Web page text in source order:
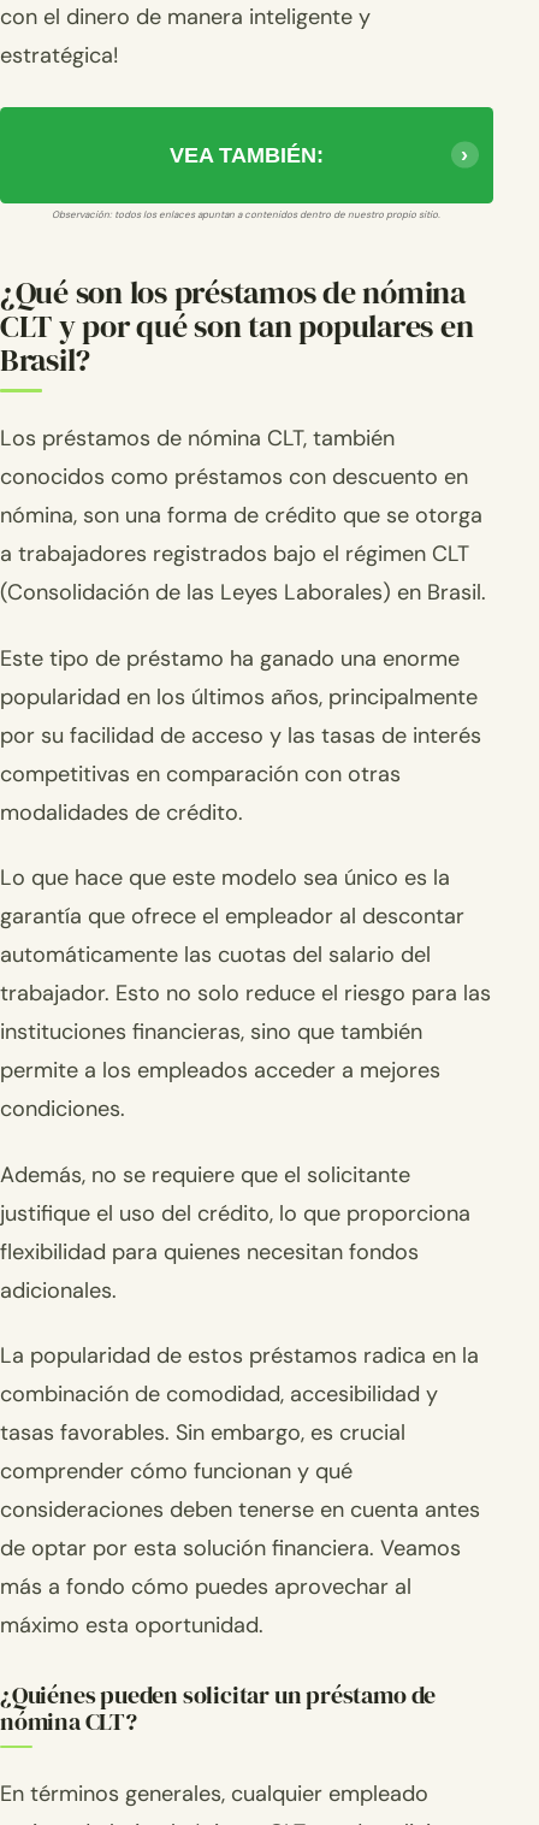
con el dinero de manera inteligente y
estratégica!
VEA TAMBIÉN:
Observación: todos los enlaces apuntan a contenidos dentro de nuestro propio sitio.
¿Qué son los préstamos de nómina
CLT y por qué son tan populares en
Brasil?
Los préstamos de nómina CLT, también
conocidos como préstamos con descuento en
nómina, son una forma de crédito que se otorga
a trabajadores registrados bajo el régimen CLT
(Consolidación de las Leyes Laborales) en Brasil.
Este tipo de préstamo ha ganado una enorme
popularidad en los últimos años, principalmente
por su facilidad de acceso y las tasas de interés
competitivas en comparación con otras
modalidades de crédito.
Lo que hace que este modelo sea único es la
garantía que ofrece el empleador al descontar
automáticamente las cuotas del salario del
trabajador. Esto no solo reduce el riesgo para las
instituciones financieras, sino que también
permite a los empleados acceder a mejores
condiciones.
Además, no se requiere que el solicitante
justifique el uso del crédito, lo que proporciona
flexibilidad para quienes necesitan fondos
adicionales.
La popularidad de estos préstamos radica en la
combinación de comodidad, accesibilidad y
tasas favorables. Sin embargo, es crucial
comprender cómo funcionan y qué
consideraciones deben tenerse en cuenta antes
de optar por esta solución financiera. Veamos
más a fondo cómo puedes aprovechar al
máximo esta oportunidad.
¿Quiénes pueden solicitar un préstamo de
nómina CLT?
En términos generales, cualquier empleado